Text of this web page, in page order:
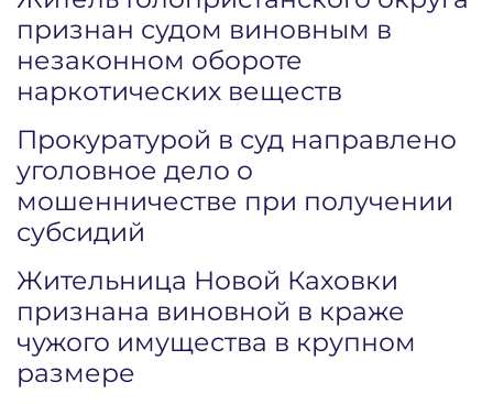
признан судом виновным в
незаконном обороте
наркотических веществ
Прокуратурой в суд направлено
уголовное дело о
мошенничестве при получении
субсидий
Жительница Новой Каховки
признана виновной в краже
чужого имущества в крупном
размере